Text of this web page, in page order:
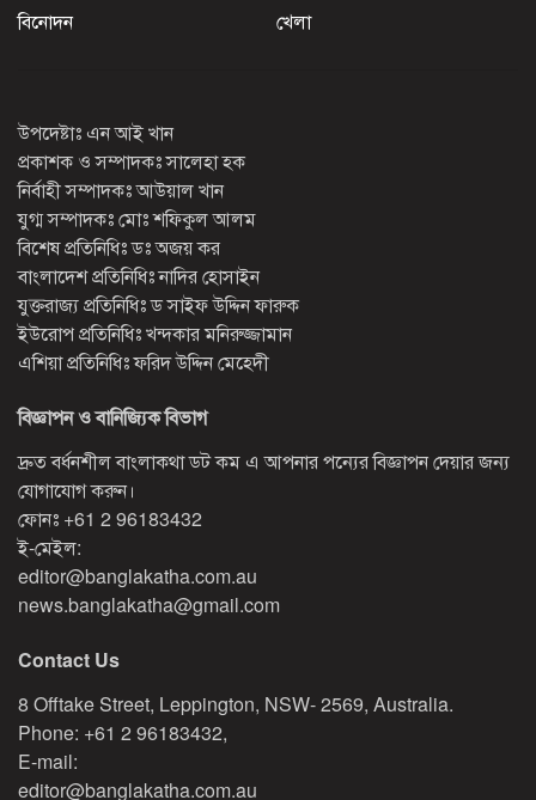
বিনোদন
খেলা
উপদেষ্টাঃ এন আই খান
প্রকাশক ও সম্পাদকঃ সালেহা হক
নির্বাহী সম্পাদকঃ আউয়াল খান
যুগ্ম সম্পাদকঃ মোঃ শফিকুল আলম
বিশেষ প্রতিনিধিঃ ডঃ অজয় কর
বাংলাদেশ প্রতিনিধিঃ নাদির হোসাইন
যুক্তরাজ্য প্রতিনিধিঃ ড সাইফ উদ্দিন ফারুক
ইউরোপ প্রতিনিধিঃ খন্দকার মনিরুজ্জামান
এশিয়া প্রতিনিধিঃ ফরিদ উদ্দিন মেহেদী
বিজ্ঞাপন ও বানিজ্যিক বিভাগ
দ্রুত বর্ধনশীল বাংলাকথা ডট কম এ আপনার পন্যের বিজ্ঞাপন দেয়ার জন্য
যোগাযোগ করুন।
ফোনঃ +61 2 96183432
ই-মেইল:
editor@banglakatha.com.au
news.banglakatha@gmail.com
Contact Us
8 Offtake Street, Leppington, NSW- 2569, Australia.
Phone: +61 2 96183432,
E-mail:
editor@banglakatha.com.au